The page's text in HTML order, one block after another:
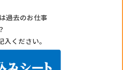
過去のお仕事
ください。